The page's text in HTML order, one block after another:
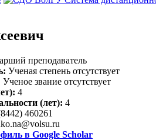
преподаватель
Ученая степень отсутствует
Ученое звание отсутствует
4
(лет): 4
460261
в Google Scholar